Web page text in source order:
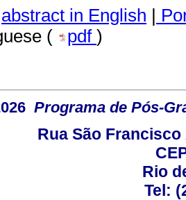
abstract in English |
(
pdf )
Programa de Pós-
Rua São Francisco
Rio
Tel: